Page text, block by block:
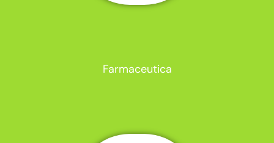
Farmaceutica